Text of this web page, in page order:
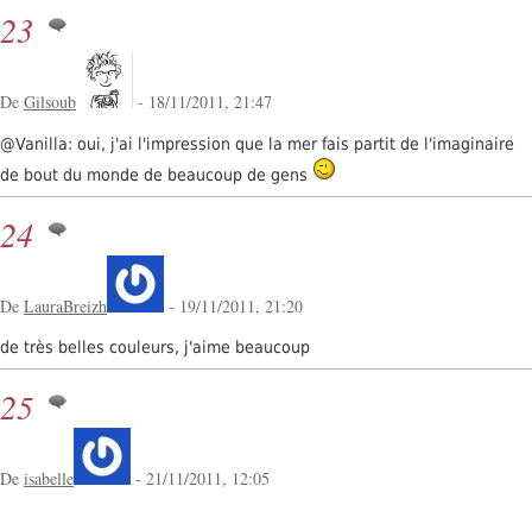
23
De Gilsoub - 18/11/2011, 21:47
@Vanilla: oui, j'ai l'impression que la mer fais partit de l'imaginaire
de bout du monde de beaucoup de gens
24
De LauraBreizh - 19/11/2011, 21:20
de très belles couleurs, j'aime beaucoup
25
De isabelle - 21/11/2011, 12:05